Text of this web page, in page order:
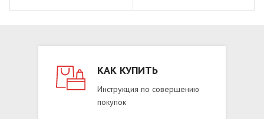
КАК КУПИТЬ
Инструкция по совершению
покупок